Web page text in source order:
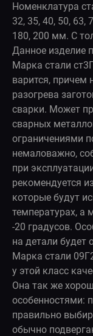
Номенклатура
32, 35, 40, 50, 63,
180, 200 мм. С
Данное изделие
Марка стали
варится, причем
разогрева
сварки. Может
сварных
ограничениями
немаловажно,
при
рекомендуется
которые будут
температурах, а
-20 градусов.
на детали будет
Марка стали
у этой класс
Она так же
особенностями:
правильно
обычно